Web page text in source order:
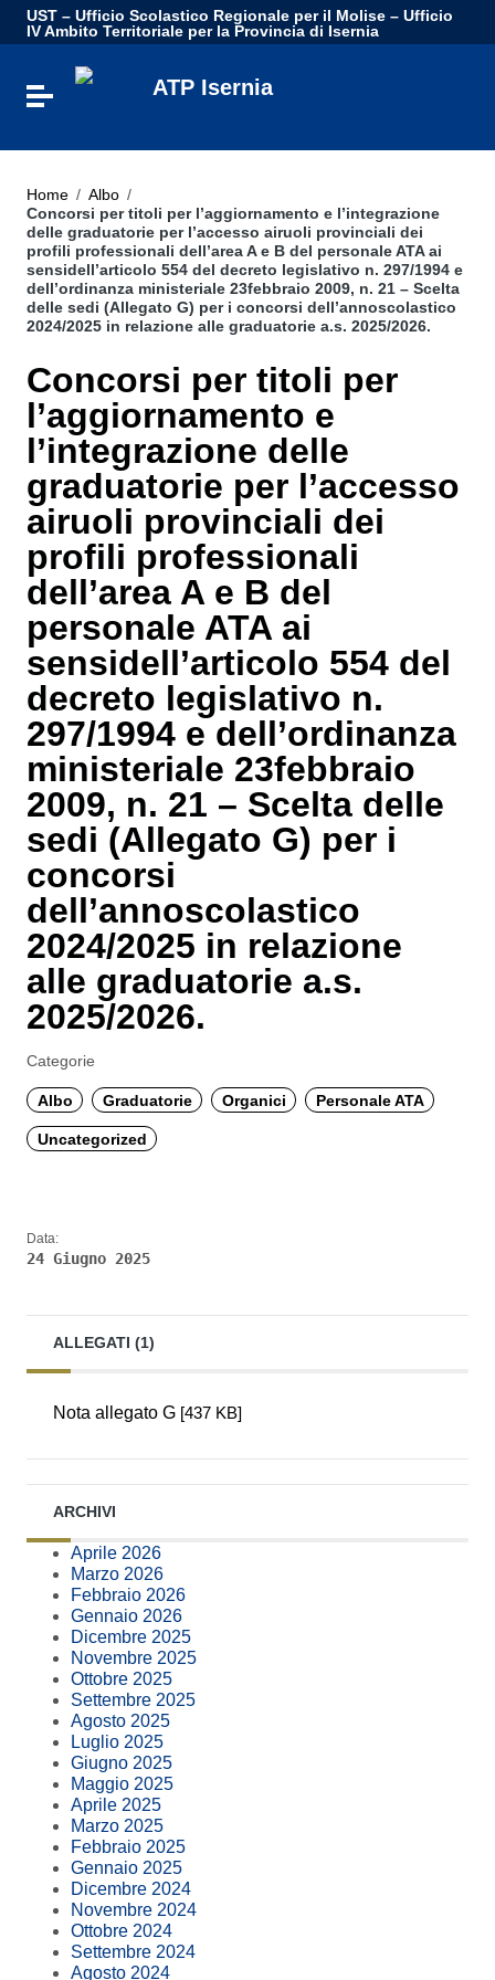
Vai ai contenuti
Vai al menu di navigazione
UST – Ufficio Scolastico Regionale per il Molise – Ufficio
IV Ambito Territoriale per la Provincia di Isernia
Attiva / disattiva la navigazione
ATP Isernia
Home / Albo /
Concorsi per titoli per l’aggiornamento e l’integrazione
delle graduatorie per l’accesso airuoli provinciali dei
profili professionali dell’area A e B del personale ATA ai
sensidell’articolo 554 del decreto legislativo n. 297/1994 e
dell’ordinanza ministeriale 23febbraio 2009, n. 21 – Scelta
delle sedi (Allegato G) per i concorsi dell’annoscolastico
2024/2025 in relazione alle graduatorie a.s. 2025/2026.
Concorsi per titoli per
l’aggiornamento e
l’integrazione delle
graduatorie per l’accesso
airuoli provinciali dei
profili professionali
dell’area A e B del
personale ATA ai
sensidell’articolo 554 del
decreto legislativo n.
297/1994 e dell’ordinanza
ministeriale 23febbraio
2009, n. 21 – Scelta delle
sedi (Allegato G) per i
concorsi
dell’annoscolastico
2024/2025 in relazione
alle graduatorie a.s.
2025/2026.
Categorie
Albo Graduatorie Organici Personale ATA
Uncategorized
Data:
24 Giugno 2025
ALLEGATI (1)
Nota allegato G [437 KB]
ARCHIVI
Aprile 2026
Marzo 2026
Febbraio 2026
Gennaio 2026
Dicembre 2025
Novembre 2025
Ottobre 2025
Settembre 2025
Agosto 2025
Luglio 2025
Giugno 2025
Maggio 2025
Aprile 2025
Marzo 2025
Febbraio 2025
Gennaio 2025
Dicembre 2024
Novembre 2024
Ottobre 2024
Settembre 2024
Agosto 2024